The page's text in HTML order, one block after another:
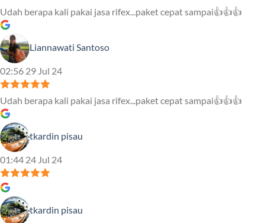
Udah berapa kali pakai jasa rifex...paket cepat sampai👍👍👍
Liannawati Santoso
02:56 29 Jul 24
Udah berapa kali pakai jasa rifex...paket cepat sampai👍👍👍
tkardin pisau
01:44 24 Jul 24
tkardin pisau